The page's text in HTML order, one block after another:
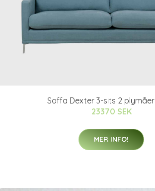
Soffa Dexter 3-sits 2
23370 SEK
MER INFO!